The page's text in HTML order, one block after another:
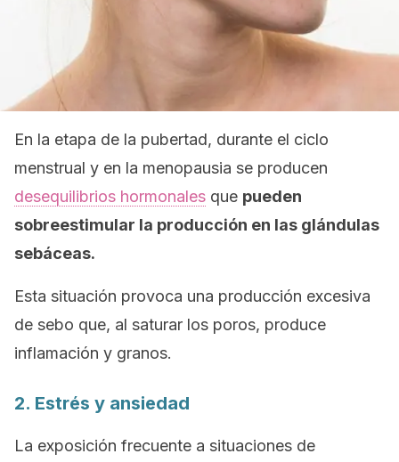
En la etapa de la pubertad, durante el ciclo
menstrual y en la menopausia se producen
desequilibrios hormonales que pueden
sobreestimular la producción en las glándulas
sebáceas.
Esta situación provoca una producción excesiva
de sebo que, al saturar los poros, produce
inflamación y granos.
2. Estrés y ansiedad
La exposición frecuente a situaciones de